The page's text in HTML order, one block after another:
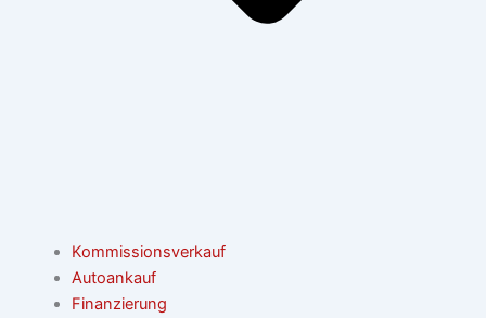
Kommissionsverkauf
Autoankauf
Finanzierung